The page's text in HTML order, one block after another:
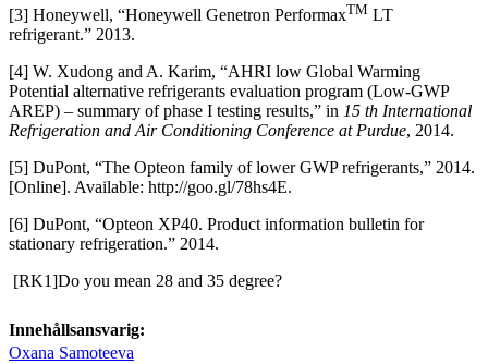
[3] Honeywell, “Honeywell Genetron PerformaxTM LT
refrigerant.” 2013.
[4] W. Xudong and A. Karim, “AHRI low Global Warming
Potential alternative refrigerants evaluation program (Low-GWP
AREP) – summary of phase I testing results,” in 15 th International
Refrigeration and Air Conditioning Conference at Purdue, 2014.
[5] DuPont, “The Opteon family of lower GWP refrigerants,” 2014.
[Online]. Available: http://goo.gl/78hs4E.
[6] DuPont, “Opteon XP40. Product information bulletin for
stationary refrigeration.” 2014.
[RK1]Do you mean 28 and 35 degree?
Innehållsansvarig:
Oxana Samoteeva